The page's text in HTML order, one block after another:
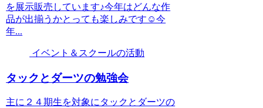
を展示販売しています♪今年はどんな作
品が出揃うかとっても楽しみです☺今
年...
イベント＆スクールの活動
タックとダーツの勉強会
主に２４期生を対象にタックとダーツの